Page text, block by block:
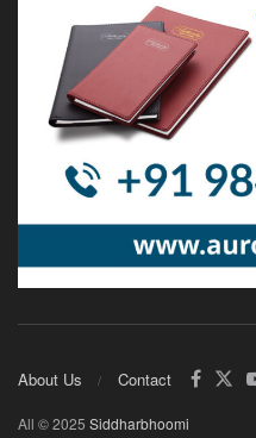
About Us Contact
All © 2025 Siddharbhoomi